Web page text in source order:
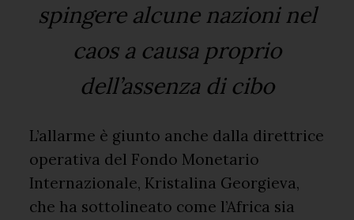
spingere alcune nazioni nel
caos a causa proprio
dell’assenza di cibo
L’allarme è giunto anche dalla direttrice
operativa del Fondo Monetario
Internazionale, Kristalina Georgieva,
che ha sottolineato come l’Africa sia